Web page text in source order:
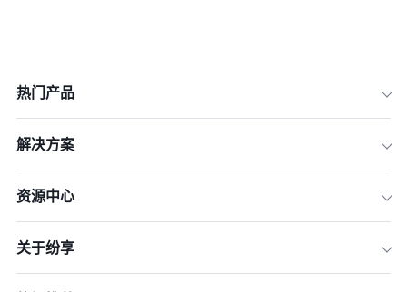
热门产品
解决方案
资源中心
关于纷享